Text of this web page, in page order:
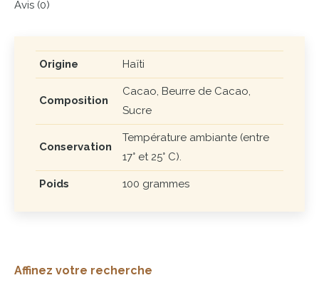
Avis (0)
Origine Haïti
Composition
Cacao, Beurre de Cacao,
Sucre
Conservation
Température ambiante (entre
17° et 25° C).
Poids 100 grammes
Affinez votre recherche